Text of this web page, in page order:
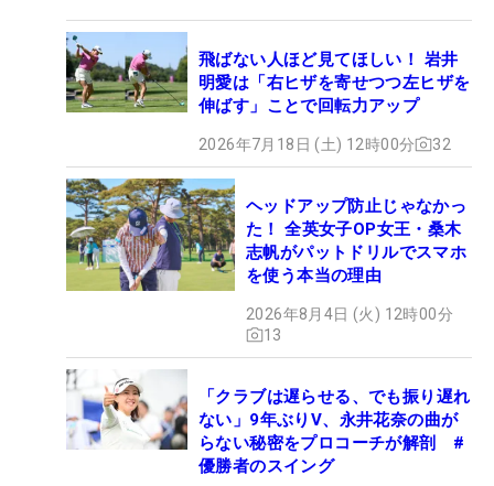
飛ばない人ほど見てほしい！ 岩井
明愛は「右ヒザを寄せつつ左ヒザを
伸ばす」ことで回転力アップ
2026年7月18日 (土) 12時00分 32
ヘッドアップ防止じゃなかっ
た！ 全英女子OP女王・桑木
志帆がパットドリルでスマホ
を使う本当の理由
2026年8月4日 (火) 12時00分
13
「クラブは遅らせる、でも振り遅れ
ない」9年ぶりV、永井花奈の曲が
らない秘密をプロコーチが解剖 #
優勝者のスイング